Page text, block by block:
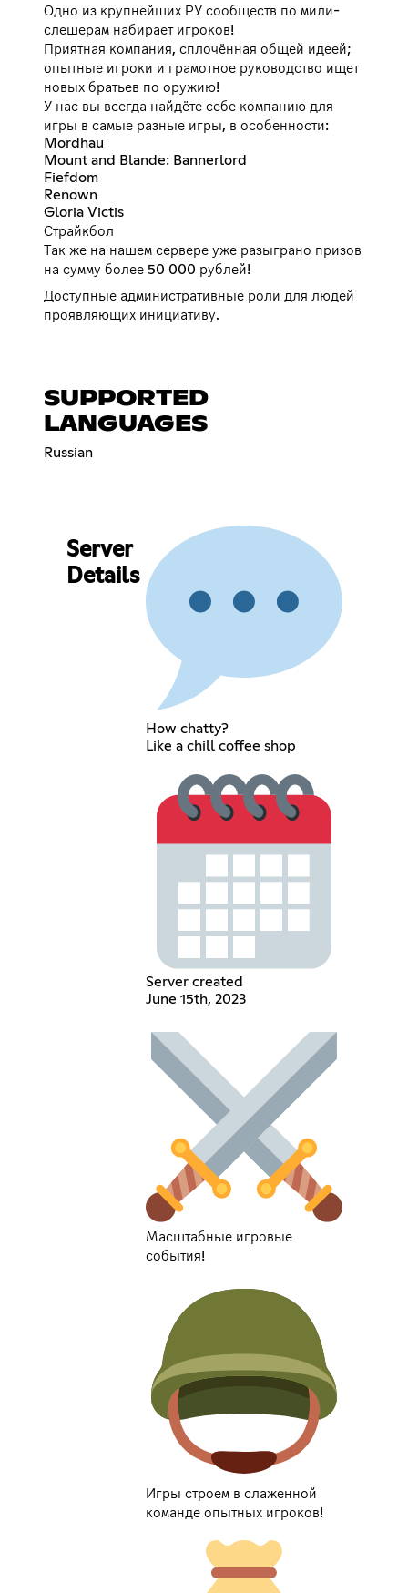
Одно из крупнейших РУ сообществ по мили-
слешерам набирает игроков!
Приятная компания, сплочённая общей идеей;
опытные игроки и грамотное руководство ищет
новых братьев по оружию!
У нас вы всегда найдёте себе компанию для
игры в самые разные игры, в особенности:
Mordhau
Mount and Blande: Bannerlord
Fiefdom
Renown
Gloria Victis
Страйкбол
Так же на нашем сервере уже разыграно призов
на сумму более 50 000 рублей!
Доступные административные роли для людей
проявляющих инициативу.
SUPPORTED
LANGUAGES
Russian
Server
Details
How chatty?
Like a chill coffee shop
Server created
June 15th, 2023
Масштабные игровые
события!
Игры строем в слаженной
команде опытных игроков!